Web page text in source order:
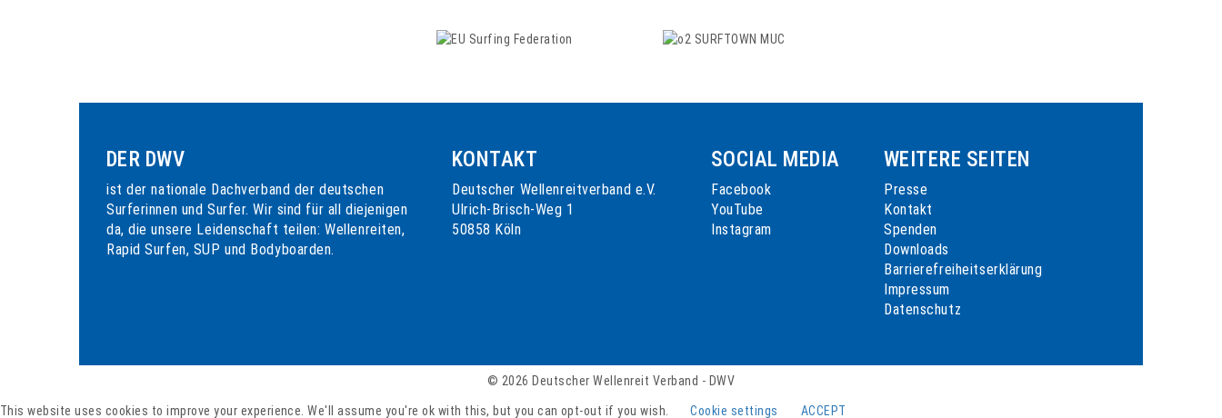
DER DWV
ist der nationale Dachverband der deutschen
Surferinnen und Surfer. Wir sind für all diejenigen
da, die unsere Leidenschaft teilen: Wellenreiten,
Rapid Surfen, SUP und Bodyboarden.
KONTAKT
Deutscher Wellenreitverband e.V.
Ulrich-Brisch-Weg 1
50858 Köln
SOCIAL MEDIA
Facebook
YouTube
Instagram
WEITERE SEITEN
Presse
Kontakt
Spenden
Downloads
Barrierefreiheitserklärung
Impressum
Datenschutz
© 2026 Deutscher Wellenreit Verband - DWV
This website uses cookies to improve your experience. We'll assume you're ok with this, but you can opt-out if you wish. Cookie settings ACCEPT